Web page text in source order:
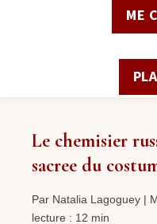
ME
Le chemisier
sacree du
Par Natalia Lagoguey |
lecture : 12 min